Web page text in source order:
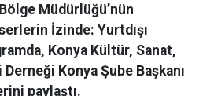
Müdürlüğü’nün
İzinde: Yurtdışı
Konya Kültür, Sanat,
Konya Şube Başkanı
paylaştı.